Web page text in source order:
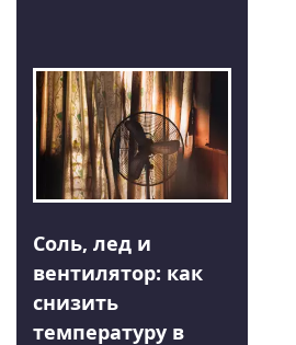
Соль, лед и
вентилятор: как
снизить
температуру в